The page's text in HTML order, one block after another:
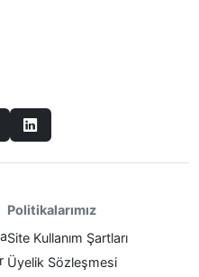
Politikalarımız
Site Kullanım Şartları
Üyelik Sözleşmesi